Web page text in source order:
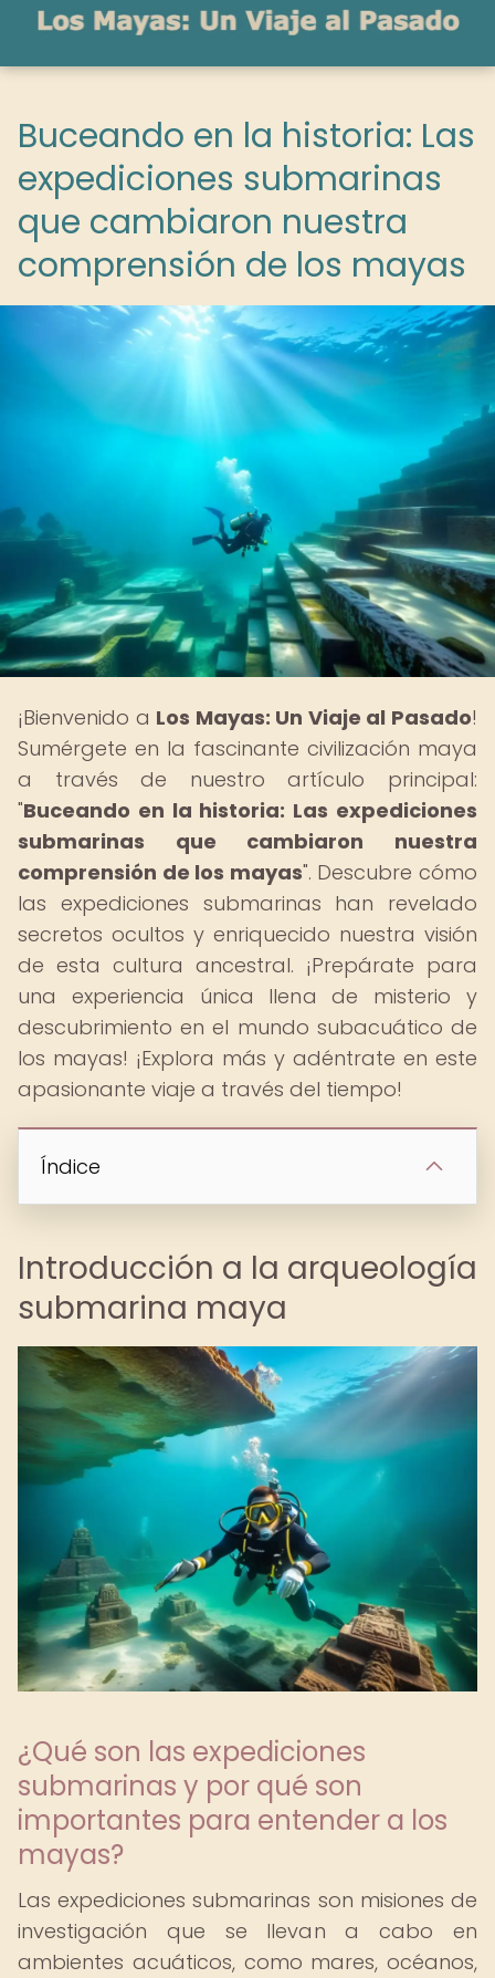
Buceando en la historia: Las
expediciones submarinas
que cambiaron nuestra
comprensión de los mayas
¡Bienvenido a Los Mayas: Un Viaje al Pasado!
Sumérgete en la fascinante civilización maya
a través de nuestro artículo principal:
"Buceando en la historia: Las expediciones
submarinas que cambiaron nuestra
comprensión de los mayas". Descubre cómo
las expediciones submarinas han revelado
secretos ocultos y enriquecido nuestra visión
de esta cultura ancestral. ¡Prepárate para
una experiencia única llena de misterio y
descubrimiento en el mundo subacuático de
los mayas! ¡Explora más y adéntrate en este
apasionante viaje a través del tiempo!
Índice
Introducción a la arqueología
submarina maya
¿Qué son las expediciones
submarinas y por qué son
importantes para entender a los
mayas?
Las expediciones submarinas son misiones de
investigación que se llevan a cabo en
ambientes acuáticos, como mares, océanos,